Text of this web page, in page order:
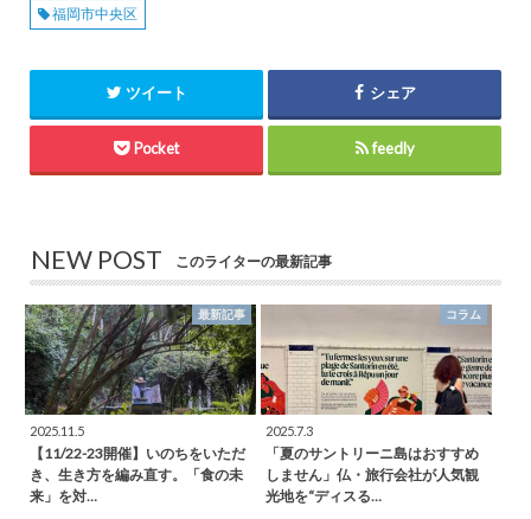
福岡市中央区
ツイート シェア
Pocket feedly
NEW POST このライターの最新記事
最新記事
2025.11.5
【11/22-23開催】いのちをいただ
き、生き方を編み直す。「食の未
来」を対…
コラム
2025.7.3
「夏のサントリーニ島はおすすめ
しません」仏・旅行会社が人気観
光地を“ディスる…